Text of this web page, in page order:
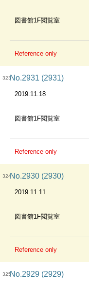
図書館1F閲覧室
Reference only
323No.2931 (2931)
2019.11.18
図書館1F閲覧室
Reference only
324No.2930 (2930)
2019.11.11
図書館1F閲覧室
Reference only
325No.2929 (2929)